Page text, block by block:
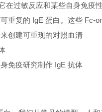
在过敏反应和某些自身免疫
重复的 IgE 蛋白。这些 Fc-
创建可重现的对照血清
免疫研究制作 IgE 抗体